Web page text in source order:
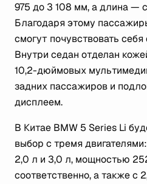
975 до 3 108 мм, а длина —
Благодаря этому
смогут почувствовать
Внутри седан отделан
10,2-дюймовых
задних пассажиров и
дисплеем.
В Китае BMW 5 Series Li
выбор с тремя
2,0 л и 3,0 л, мощностью
соответственно, а также с